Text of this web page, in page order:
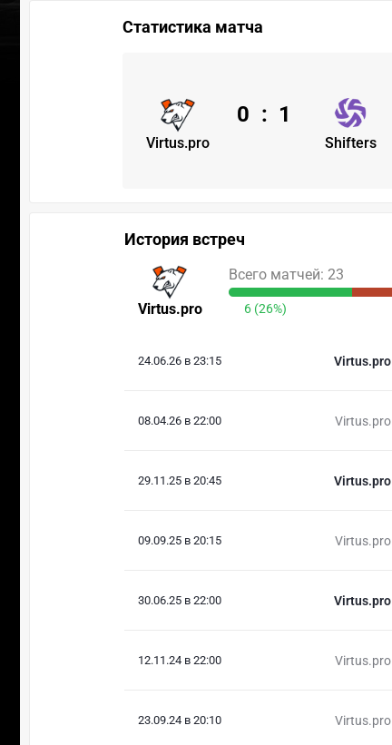
Статистика матча
Virtus.pro Shifters
0 : 1
История встреч
Virtus.pro
Всего матчей: 23
6 (26%)
24.06.26 в 23:15 Virtus.pro
08.04.26 в 22:00 Virtus.pro
29.11.25 в 20:45 Virtus.pro
09.09.25 в 20:15 Virtus.pro
30.06.25 в 22:00 Virtus.pro
12.11.24 в 22:00 Virtus.pro
23.09.24 в 20:10 Virtus.pro